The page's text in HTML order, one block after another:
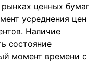
ценных бумаг
усреднения цен
Наличие
состояние
момент времени с